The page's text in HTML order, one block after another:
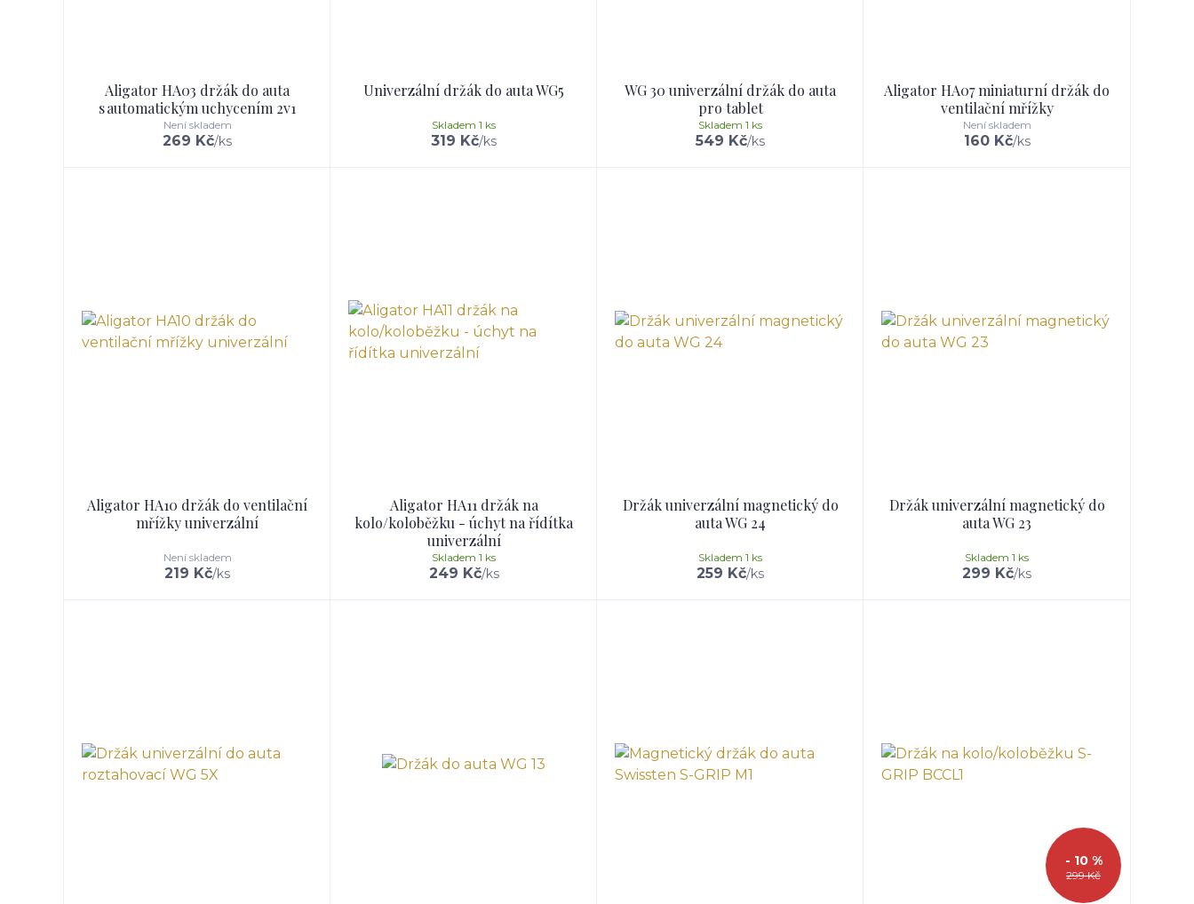
Aligator HA03 držák do auta
s automatickým uchycením 2v1
269 Kč/ks
Není skladem
Univerzální držák do auta WG5
319 Kč/ks
Skladem 1 ks
WG 30 univerzální držák do auta
pro tablet
549 Kč/ks
Skladem 1 ks
Aligator HA07 miniaturní držák do
ventilační mřížky
160 Kč/ks
Není skladem
Aligator HA10 držák do ventilační
mřížky univerzální
219 Kč/ks
Není skladem
Aligator HA11 držák na
kolo/koloběžku - úchyt na řídítka
univerzální
249 Kč/ks
Skladem 1 ks
Držák univerzální magnetický do
auta WG 24
259 Kč/ks
Skladem 1 ks
Držák univerzální magnetický do
auta WG 23
299 Kč/ks
Skladem 1 ks
299 Kč
- 10 %